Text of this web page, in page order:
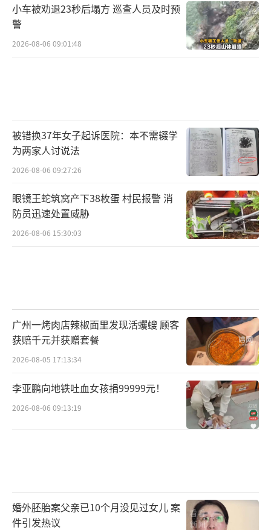
小车被劝退23秒后塌方 巡查人员及时预
警
2026-08-06 09:01:48
被错换37年女子起诉医院：本不需辍学
为两家人讨说法
2026-08-06 09:27:26
眼镜王蛇筑窝产下38枚蛋 村民报警 消
防员迅速处置威胁
2026-08-06 15:30:03
广州一烤肉店辣椒面里发现活蠼螋 顾客
获赔千元并获赠套餐
2026-08-05 17:13:34
李亚鹏向地铁吐血女孩捐99999元！
2026-08-06 09:13:19
婚外胚胎案父亲已10个月没见过女儿 案
件引发热议